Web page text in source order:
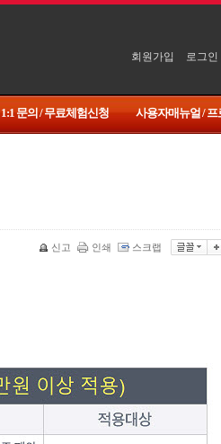
회원가입 로그인
1:1 문의 / 무료체험신청 사용자매뉴얼 / 프
신고 인쇄 스크랩